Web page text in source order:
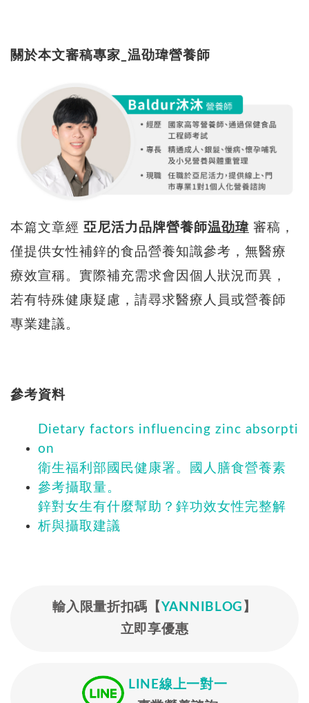
關於本文審稿專家_温劭瑋營養師
本篇文章經 亞尼活力品牌營養師温劭瑋 審稿，
僅提供女性補鋅的食品營養知識參考，無醫療
療效宣稱。實際補充需求會因個人狀況而異，
若有特殊健康疑慮，請尋求醫療人員或營養師
專業建議。
參考資料
Dietary factors influencing zinc absorpti
on
衛生福利部國民健康署。國人膳食營養素
參考攝取量。
鋅對女生有什麼幫助？鋅功效女性完整解
析與攝取建議
輸入限量折扣碼【 YANNIBLOG 】
立即享優惠
LINE線上一對一